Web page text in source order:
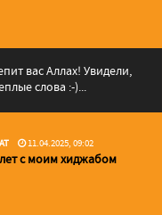
вас Аллаx! Увидели,
слова :-)...
11.04.2025, 09:02
с моим хиджабом